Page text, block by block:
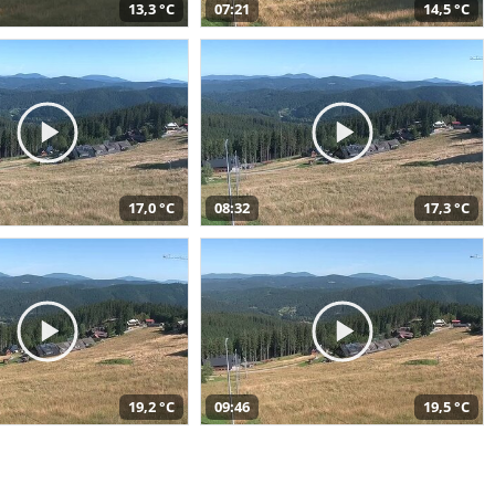
13,3 °C 07:21 14,5 °C
17,0 °C 08:32 17,3 °C
19,2 °C 09:46 19,5 °C